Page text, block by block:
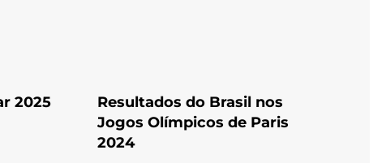
2025
Resultados do Brasil nos
Jogos Olímpicos de Paris
2024